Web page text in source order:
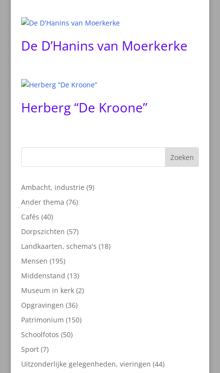
De D’Hanins van Moerkerke
Herberg “De Kroone”
Zoeken
Ambacht, industrie 99
Ander thema 7676
Cafés 4040
producten
Dorpszichten 5757
producten
Landkaarten, schema's 1818
Mensen 195195
producten
Middenstand 1313
producten
Museum in kerk 22
Opgravingen 3636
producten
Patrimonium 150150
Schoolfotos 5050
Sport 77
producten
Uitzonderlijke gelegenheden, vieringen 4444